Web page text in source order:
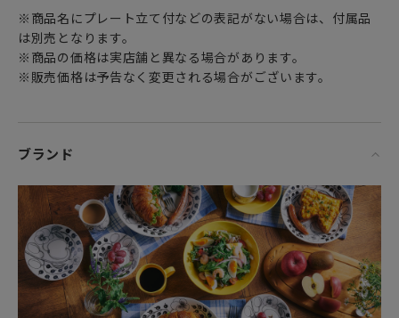
※電子レンジ・オーブン・食器洗い乾燥機での使用はOKで
す。（直火にはご使用いただけません。）
フィンランド、スウェーデン、ノルウェー、デンマークな
ど、北欧（北部ヨーロッパ）で広くみられる北欧雑貨を中心
（ARABIA）”社のテーブルウェア“北欧食器”は、言わずと知
※商品名にプレート立て付などの表記がない場合は、付属品
は別売となります。
※商品の価格は実店舗と異なる場合があります。
※販売価格は予告なく変更される場合がございます。
ブランド